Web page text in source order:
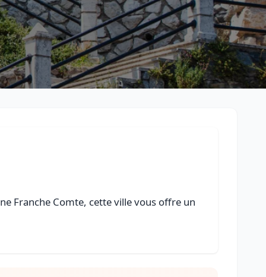
Franche Comte, cette ville vous offre un